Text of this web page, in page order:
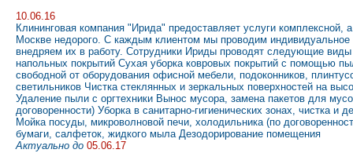
10.06.16
Клининговая компания "Ирида" предоставляет услуги комплексной,
Москве недорого. С каждым клиентом мы проводим
внедряем их в работу. Сотрудники Ириды проводят следующие
напольных покрытий Сухая уборка ковровых покрытий с помощью
свободной от оборудования офисной мебели, подоконников,
светильников Чистка стеклянных и зеркальных поверхностей на
Удаление пыли с оргтехники Вынос мусора, замена пакетов для
договоренности) Уборка в санитарно-гигиенических зонах, чистка и
Мойка посуды, микроволновой печи, холодильника (по
бумаги, салфеток, жидкого мыла Дезодорирование помещения
Актуально до 05.06.17